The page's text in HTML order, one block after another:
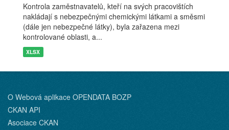
Kontrola zaměstnavatelů, kteří na svých pracovištích
nakládají s nebezpečnými chemickými látkami a směsmi
(dále jen nebezpečné látky), byla zařazena mezi
kontrolované oblasti, a...
XLSX
O Webová aplikace OPENDATA BOZP
CKAN API
Asociace CKAN